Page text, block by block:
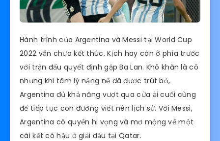
Hành trình của Argentina và Messi tại World Cup
2022 vẫn chưa kết thúc. Kịch hay còn ở phía trước
với trận đấu quyết định gặp Ba Lan. Khó khăn là có
nhưng khi tâm lý nặng nề đã được trút bỏ,
Argentina đủ khả năng vượt qua cửa ải cuối cùng
để tiếp tục con đường viết nên lịch sử. Với Messi,
Argentina có quyền hi vọng và mơ mộng về một
cái kết có hậu ở giải đấu tại Qatar.